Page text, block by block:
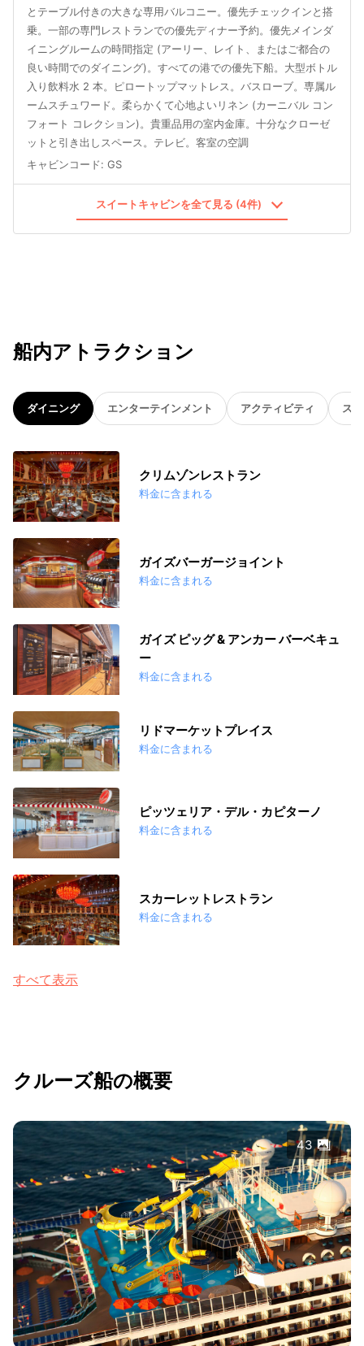
とテーブル付きの大きな専用バルコニー。優先チェックインと搭
乗。一部の専門レストランでの優先ディナー予約。優先メインダ
イニングルームの時間指定 (アーリー、レイト、またはご都合の
良い時間でのダイニング)。すべての港での優先下船。大型ボトル
入り飲料水 2 本。ピロートップマットレス。バスローブ。専属ル
ームスチュワード。柔らかくて心地よいリネン (カーニバル コン
フォート コレクション)。貴重品用の室内金庫。十分なクローゼ
ットと引き出しスペース。テレビ。客室の空調
キャビンコード: GS
スイートキャビンを全て見る (4件)
船内アトラクション
ダイニング エンターテインメント アクティビティ ス
クリムゾンレストラン
料金に含まれる
ガイズバーガージョイント
料金に含まれる
ガイズ ピッグ & アンカー バーベキュ
ー
料金に含まれる
リドマーケットプレイス
料金に含まれる
ピッツェリア・デル・カピターノ
料金に含まれる
スカーレットレストラン
料金に含まれる
すべて表示
クルーズ船の概要
43